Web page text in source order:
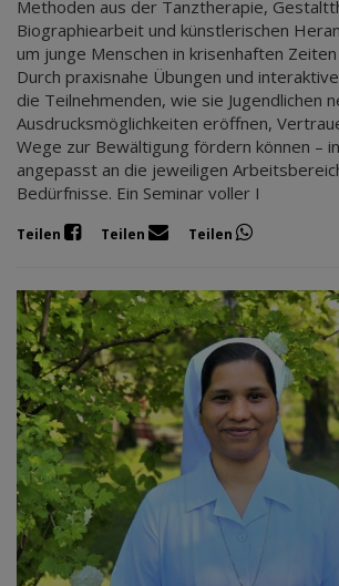
Methoden aus der Tanztherapie,
Biographiearbeit und künstlerischen
um junge Menschen in krisenhaften
Durch praxisnahe Übungen und
die Teilnehmenden, wie sie Jugendlichen
Ausdrucksmöglichkeiten eröffnen,
Wege zur Bewältigung fördern können –
angepasst an die jeweiligen
Bedürfnisse. Ein Seminar voller I
Teilen Teilen Teilen